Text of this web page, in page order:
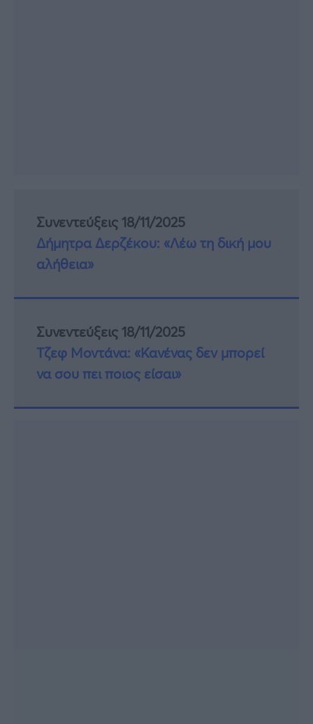
Συνεντεύξεις 18/11/2025
Δήμητρα Δερζέκου: «Λέω τη δική μου
αλήθεια»
Συνεντεύξεις 18/11/2025
Τζεφ Μοντάνα: «Κανένας δεν μπορεί
να σου πει ποιος είσαι»